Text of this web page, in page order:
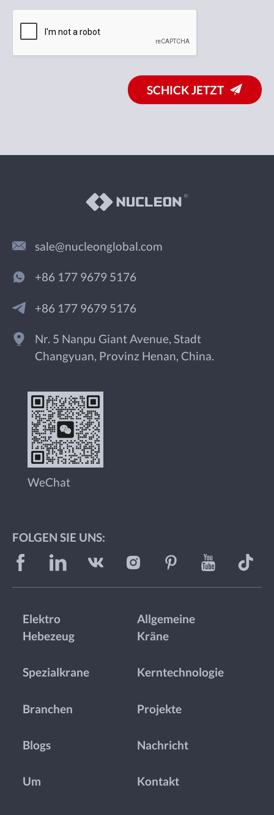
SCHICK JETZT
sale@nucleonglobal.com
+86 177 9679 5176
+86 177 9679 5176
Nr. 5 Nanpu Giant Avenue, Stadt
Changyuan, Provinz Henan, China.
WeChat
FOLGEN SIE UNS:
Elektro
Hebezeug
Allgemeine
Kräne
Spezialkrane Kerntechnologie
Branchen Projekte
Blogs Nachricht
Um Kontakt